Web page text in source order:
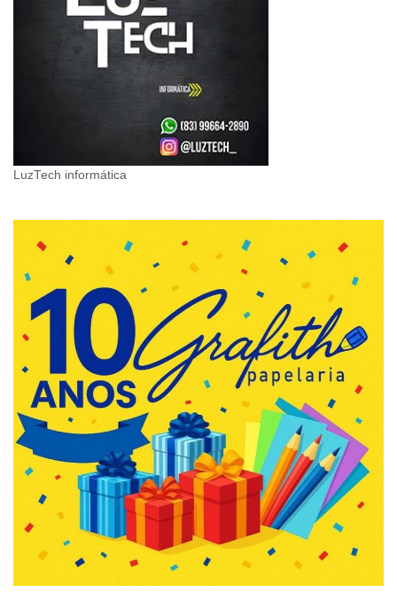
LuzTech informática